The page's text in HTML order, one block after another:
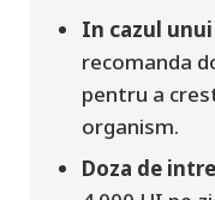
In cazul
recomanda
pentru a
organism.
Doza de